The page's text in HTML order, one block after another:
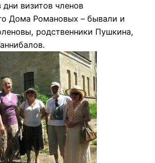
дни визитов членов
Дома Романовых – бывали и
родственники Пушкина,